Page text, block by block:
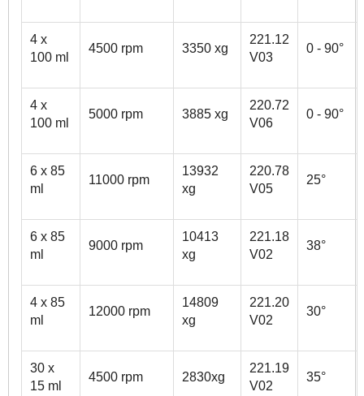
4 x
100 ml
4500 rpm 3350 xg
221.12
V03
0 - 90°
4 x
100 ml
5000 rpm 3885 xg
220.72
V06
0 - 90°
6 x 85
ml
11000 rpm
13932
xg
220.78
V05
25°
6 x 85
ml
9000 rpm
10413
xg
221.18
V02
38°
4 x 85
ml
12000 rpm
14809
xg
221.20
V02
30°
30 x
15 ml
4500 rpm 2830xg
221.19
V02
35°